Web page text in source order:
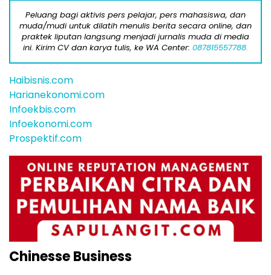
Peluang bagi aktivis pers pelajar, pers mahasiswa, dan
muda/mudi untuk dilatih menulis berita secara online, dan
praktek liputan langsung menjadi jurnalis muda di media
ini. Kirim CV dan karya tulis, ke WA Center: 087815557788.
Haibisnis.com
Harianekonomi.com
Infoekbis.com
Infoekonomi.com
Prospektif.com
Chinesse Business